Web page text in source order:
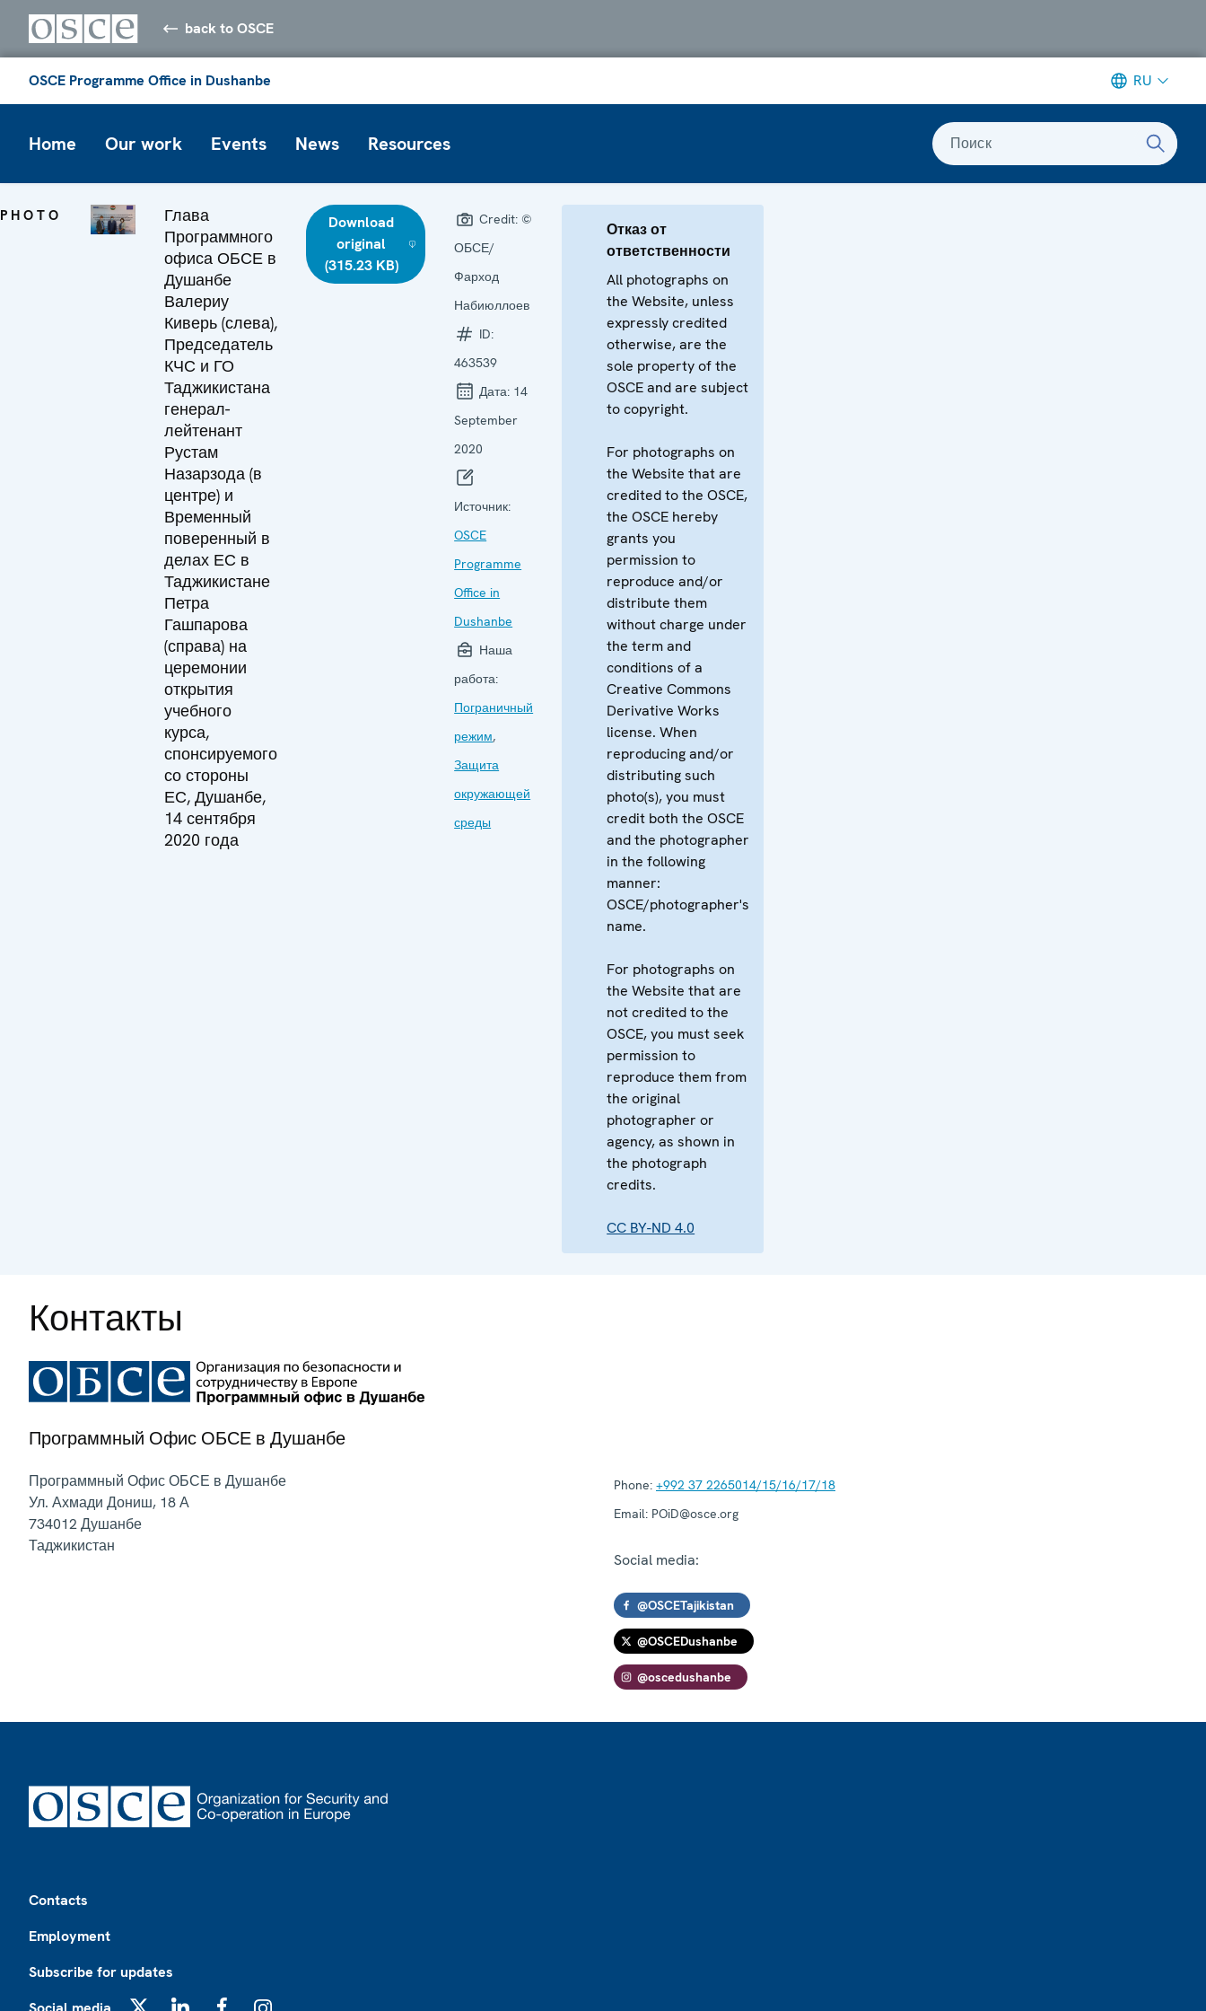
back to OSCE
OSCE Programme Office in Dushanbe RU
Home Our work Events News Resources Поиск
PHOTO
Глава
Программного
офиса ОБСЕ в
Душанбе
Валериу
Киверь (слева),
Председатель
КЧС и ГО
Таджикистана
генерал-
лейтенант
Рустам
Назарзода (в
центре) и
Временный
поверенный в
делах ЕС в
Таджикистане
Петра
Гашпарова
(справа) на
церемонии
открытия
учебного
курса,
спонсируемого
со стороны
ЕС, Душанбе,
14 сентября
2020 года
Download
original
(315.23 KB)
Credit: ©
ОБСЕ/
Фарход
Набиюллоев
ID:
463539
Дата: 14
September
2020
Источник:
OSCE
Programme
Office in
Dushanbe
Наша
работа:
Пограничный
режим,
Защита
окружающей
среды
Отказ от
ответственности
All photographs on
the Website, unless
expressly credited
otherwise, are the
sole property of the
OSCE and are subject
to copyright.
For photographs on
the Website that are
credited to the OSCE,
the OSCE hereby
grants you
permission to
reproduce and/or
distribute them
without charge under
the term and
conditions of a
Creative Commons
Derivative Works
license. When
reproducing and/or
distributing such
photo(s), you must
credit both the OSCE
and the photographer
in the following
manner:
OSCE/photographer's
name.
For photographs on
the Website that are
not credited to the
OSCE, you must seek
permission to
reproduce them from
the original
photographer or
agency, as shown in
the photograph
credits.
CC BY-ND 4.0
Контакты
Программный Офис ОБСЕ в Душанбе
Программный Офис ОБСЕ в Душанбе
Ул. Ахмади Дониш, 18 А
734012Душанбе
Таджикистан
Phone: +992 37 2265014/15/16/17/18
Email: POiD@osce.org
Social media:
@OSCETajikistan
@OSCEDushanbe
@oscedushanbe
Contacts
Employment
Subscribe for updates